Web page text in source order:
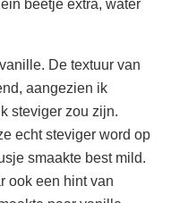
beetje extra, water
De textuur van
aangezien ik
steviger zou zijn.
echt steviger word op
smaakte best mild.
ook een hint van